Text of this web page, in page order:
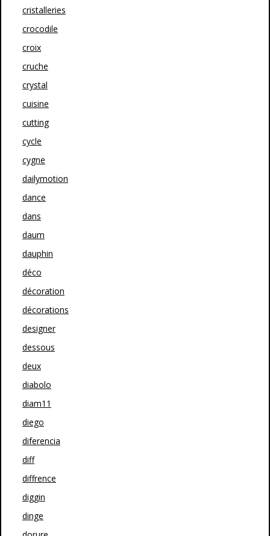
cristalleries
crocodile
croix
cruche
crystal
cuisine
cutting
cycle
cygne
dailymotion
dance
dans
daum
dauphin
déco
décoration
décorations
designer
dessous
deux
diabolo
diam11
diego
diferencia
diff
diffrence
diggin
dinge